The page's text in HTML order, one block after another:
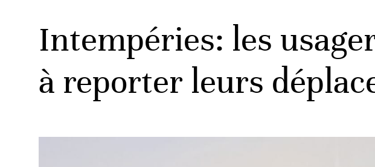
Intempéries: les
à reporter leurs